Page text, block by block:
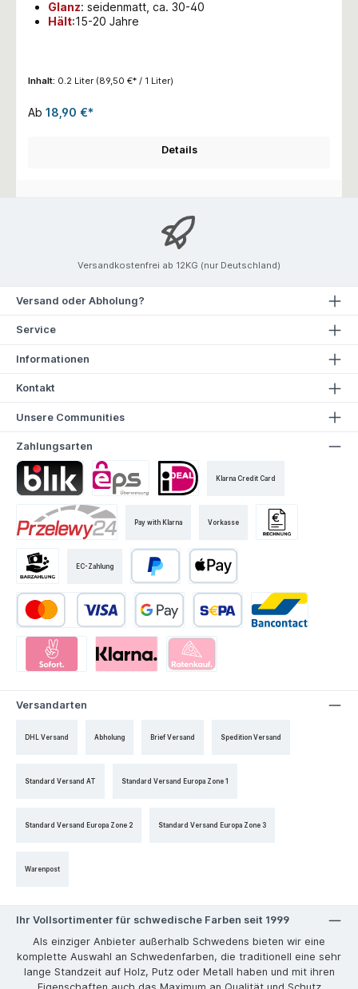
Glanz: seidenmatt, ca. 30-40
Hält:15-20 Jahre
Inhalt: 0.2 Liter (89,50 €* / 1 Liter)
Ab 18,90 €*
Details
Versandkostenfrei ab 12KG (nur Deutschland)
Versand oder Abholung?
Service
Informationen
Kontakt
Unsere Communities
Zahlungsarten
Klarna Credit Card
Pay with Klarna Vorkasse
EC-Zahlung
Versandarten
DHL Versand Abholung Brief Versand Spedition Versand
Standard Versand AT Standard Versand Europa Zone 1
Standard Versand Europa Zone 2 Standard Versand Europa Zone 3
Warenpost
Ihr Vollsortimenter für schwedische Farben seit 1999
Als einziger Anbieter außerhalb Schwedens bieten wir eine
komplette Auswahl an Schwedenfarben, die traditionell eine sehr
lange Standzeit auf Holz, Putz oder Metall haben und mit ihren